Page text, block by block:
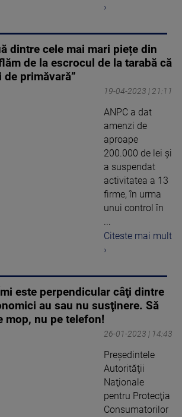
›
dintre cele mai mari piețe din
de la escrocul de la tarabă că
primăvară”
19-04-2023 | 21:11
ANPC a dat
amenzi de
aproape
200.000 de lei și
a suspendat
activitatea a 13
firme, în urma
unui control în
Citeste mai mult
›
este perpendicular câţi dintre
au sau nu susţinere. Să
mop, nu pe telefon!
26-01-2023 | 14:43
Preşedintele
Autorităţii
Naţionale
pentru Protecţia
Consumatorilor